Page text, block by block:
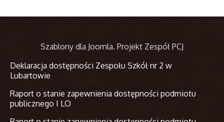
Szablony dla Joomla. Projekt Zespół PCJ
Deklaracja dostępności Zespołu Szkół nr 2 w
Lubartowie
Raport o stanie zapewnienia dostępności podmiotu
publicznego I LO